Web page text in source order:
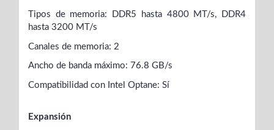
Tipos de memoria: DDR5 hasta 4800 MT/s, DDR4
hasta 3200 MT/s
Canales de memoria: 2
Ancho de banda máximo: 76.8 GB/s
Compatibilidad con Intel Optane: Sí
Expansión